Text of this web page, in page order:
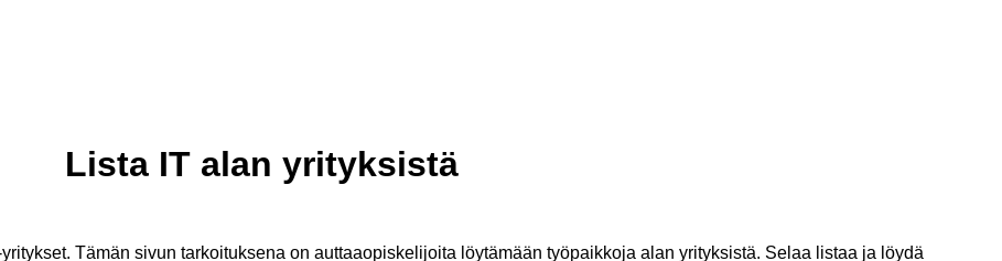
Lista IT alan yrityksistä
Tämän sivun tarkoituksena on auttaaopiskelijoita löytämään työpaikkoja alan yrityksistä. Selaa listaa ja löydä